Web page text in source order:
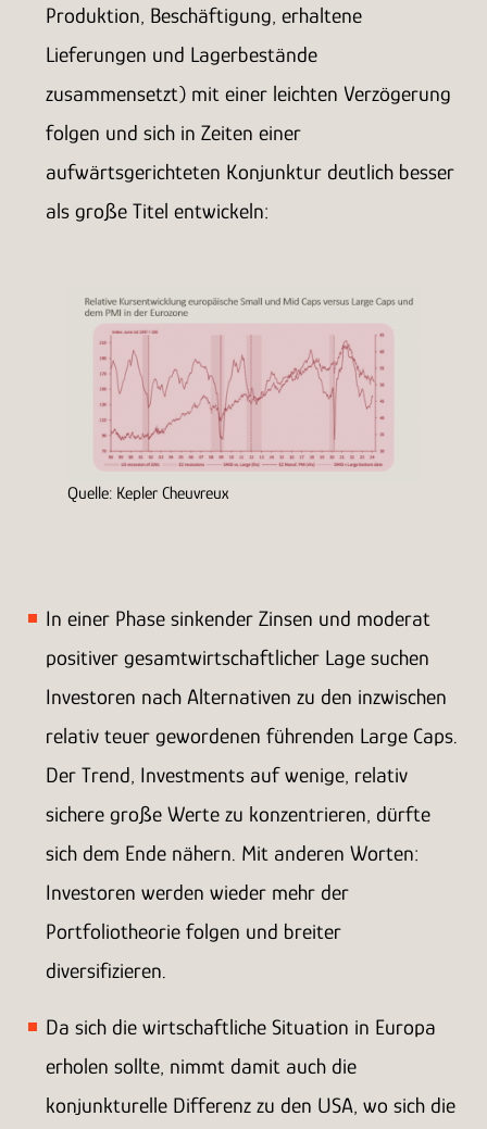
Produktion, Beschäftigung, erhaltene
Lieferungen und Lagerbestände
zusammensetzt) mit einer leichten Verzögerung
folgen und sich in Zeiten einer
aufwärtsgerichteten Konjunktur deutlich besser
als große Titel entwickeln:
Quelle: Kepler Cheuvreux
In einer Phase sinkender Zinsen und moderat
positiver gesamtwirtschaftlicher Lage suchen
Investoren nach Alternativen zu den inzwischen
relativ teuer gewordenen führenden Large Caps.
Der Trend, Investments auf wenige, relativ
sichere große Werte zu konzentrieren, dürfte
sich dem Ende nähern. Mit anderen Worten:
Investoren werden wieder mehr der
Portfoliotheorie folgen und breiter
diversifizieren.
Da sich die wirtschaftliche Situation in Europa
erholen sollte, nimmt damit auch die
konjunkturelle Differenz zu den USA, wo sich die